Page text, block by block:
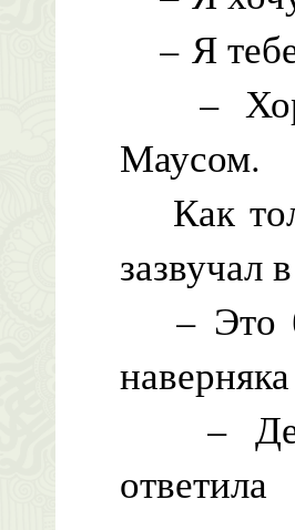
– Я
–
Маусом.
Как
зазвучал
– Это
–